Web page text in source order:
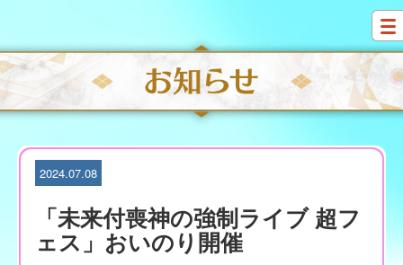
i
p
t
o
c
2024.07.08
「未来付喪神の強制ライブ 超フ
ェス」おいのり開催